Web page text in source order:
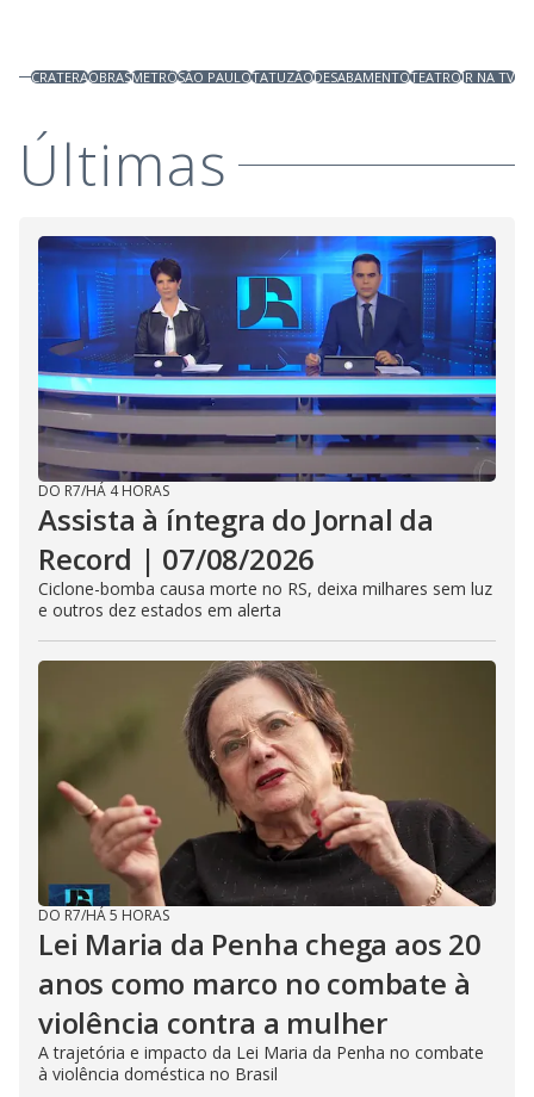
CRATERAOBRASMETRÔSÃO PAULOTATUZÃODESABAMENTOTEATROJR NA TV
Últimas
DO R7/HÁ 4 HORAS
Assista à íntegra do Jornal da
Record | 07/08/2026
Ciclone-bomba causa morte no RS, deixa milhares sem luz
e outros dez estados em alerta
DO R7/HÁ 5 HORAS
Lei Maria da Penha chega aos 20
anos como marco no combate à
violência contra a mulher
A trajetória e impacto da Lei Maria da Penha no combate
à violência doméstica no Brasil